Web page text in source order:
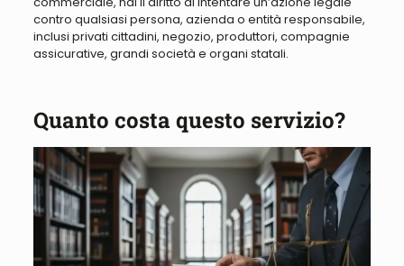
contro qualsiasi persona, azienda o entità responsabile,
inclusi privati ​​cittadini, negozio, produttori, compagnie
assicurative, grandi società e organi statali.
Quanto costa questo servizio?